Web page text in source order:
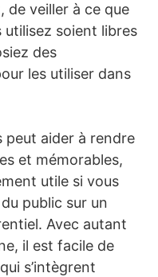
veiller à ce que
utilisez soient libres
des
les utiliser dans
peut aider à rendre
et mémorables,
utile si vous
public sur un
Avec autant
il est facile de
s’intègrent